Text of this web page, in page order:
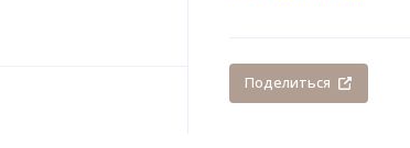
Поделиться